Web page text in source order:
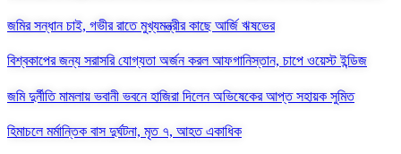
জমির সন্ধান চাই, গভীর রাতে মুখ্যমন্ত্রীর কাছে আর্জি ঋষভের
বিশ্বকাপের জন্য সরাসরি যোগ্যতা অর্জন করল আফগানিস্তান, চাপে ওয়েস্ট ইন্ডিজ
জমি দুর্নীতি মামলায় ভবানী ভবনে হাজিরা দিলেন অভিষেকের আপ্ত সহায়ক সুমিত
হিমাচলে মর্মান্তিক বাস দুর্ঘটনা, মৃত ৭, আহত একাধিক